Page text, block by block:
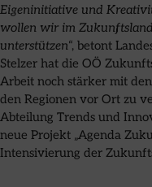
Eigeninitiative und
wollen wir im
unterstützen“, betont
Stelzer hat die OÖ
Arbeit noch stärker mit
den Regionen vor Ort zu
Abteilung Trends und
neue Projekt „Agenda
Intensivierung der